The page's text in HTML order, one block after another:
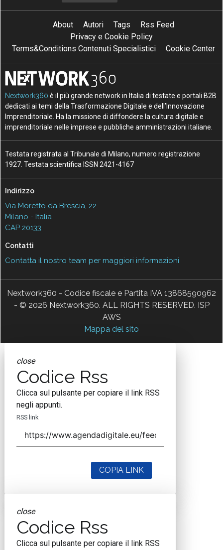
About Autori Tags
Rss Feed
Privacy e Cookie Policy
Terms&Conditions Contenuti Specialistici
Cookie Center
Nextwork360 è il più grande network in Italia di testate e portali B2B
dedicati ai temi della Trasformazione Digitale e dell’Innovazione
Imprenditoriale. Ha la missione di diffondere la cultura digitale e
imprenditoriale nelle imprese e pubbliche amministrazioni italiane.
Testata registrata al Tribunale di Milano, numero registrazione
1927. Testata scientifica ISSN 2421-4167
Indirizzo
Via Moretto da Brescia, 22
Milano - Italia
CAP 20133
Contatti
Contatta il nostro team per maggiori informazioni
Nextwork360 - Codice fiscale e Partita IVA 13868590962
- © 2026 Nextwork360. ALL RIGHTS RESERVED. ISP
AWS
Mappa del sito
close
Codice Rss
Clicca sul pulsante per copiare il link RSS
negli appunti.
RSS link
COPIA LINK
close
Codice Rss
Clicca sul pulsante per copiare il link RSS